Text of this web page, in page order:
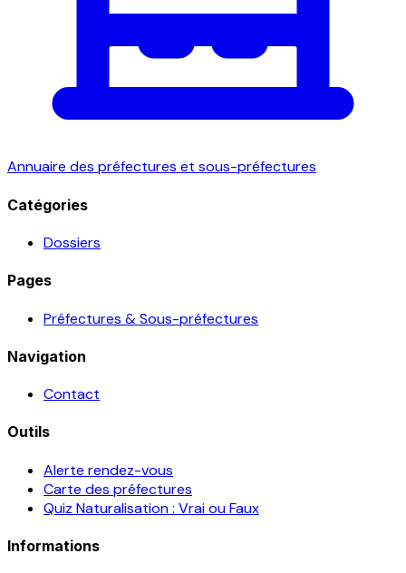
Annuaire des préfectures et sous-préfectures
Catégories
Dossiers
Pages
Préfectures & Sous-préfectures
Navigation
Contact
Outils
Alerte rendez-vous
Carte des préfectures
Quiz Naturalisation : Vrai ou Faux
Informations